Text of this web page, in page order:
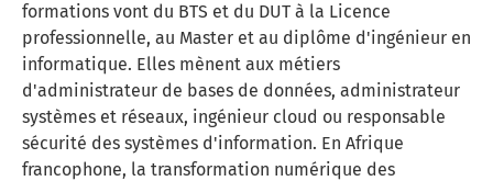
formations vont du BTS et du DUT à la Licence
professionnelle, au Master et au diplôme d'ingénieur en
informatique. Elles mènent aux métiers
d'administrateur de bases de données, administrateur
systèmes et réseaux, ingénieur cloud ou responsable
sécurité des systèmes d'information. En Afrique
francophone, la transformation numérique des